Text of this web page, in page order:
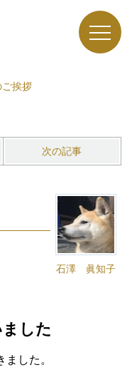
挨拶
次の記事
石澤 眞知子
した
した。